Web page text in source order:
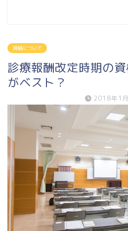
資格について
診療報酬改定時期の
がベスト？
2018年1